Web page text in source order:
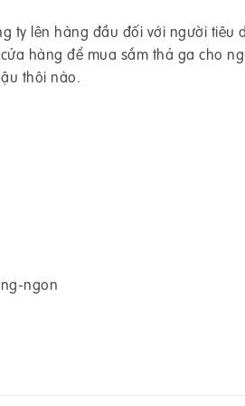
ty lên hàng đầu đối với người tiêu
hàng để mua sắm thả ga cho
thôi nào.
ngon